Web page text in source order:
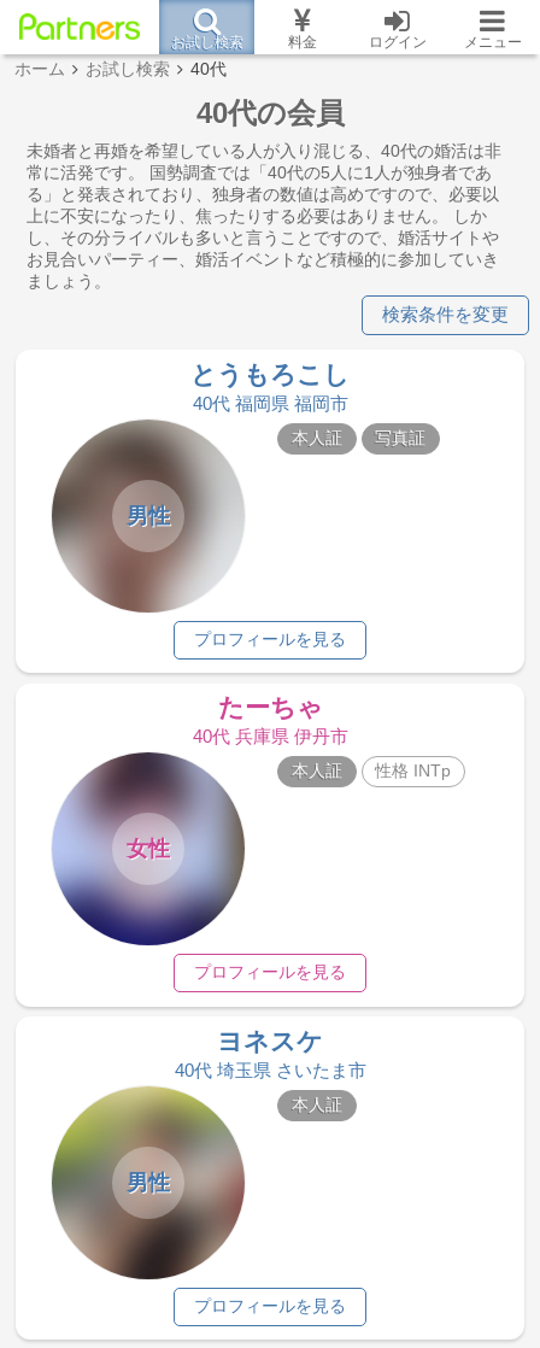
お試し検索 料金 ログイン メニュー
ホーム お試し検索 40代
40代の会員
未婚者と再婚を希望している人が入り混じる、40代の婚活は非
常に活発です。 国勢調査では「40代の5人に1人が独身者であ
る」と発表されており、独身者の数値は高めですので、必要以
上に不安になったり、焦ったりする必要はありません。 しか
し、その分ライバルも多いと言うことですので、婚活サイトや
お見合いパーティー、婚活イベントなど積極的に参加していき
ましょう。
検索条件を変更
とうもろこし
40代 福岡県 福岡市
男性
本人証 写真証
プロフィールを見る
たーちゃ
40代 兵庫県 伊丹市
女性
本人証 性格 INTp
プロフィールを見る
ヨネスケ
40代 埼玉県 さいたま市
男性
本人証
プロフィールを見る